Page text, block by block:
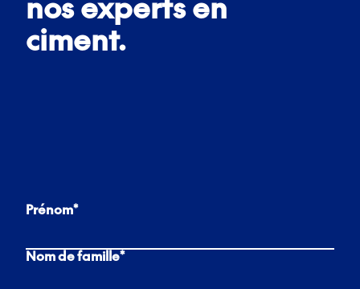
ciment.
Prénom*
Nom de famille*